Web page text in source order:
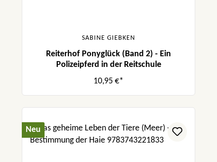
SABINE GIEBKEN
Reiterhof Ponyglück (Band 2) - Ein
Polizeipferd in der Reitschule
10,95 €*
Neu